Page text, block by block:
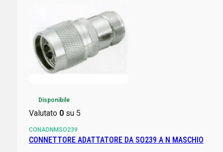
Disponibile
Valutato 0su 5
CONADNMSO239
CONNETTORE ADATTATORE DA SO239 A N MASCHIO